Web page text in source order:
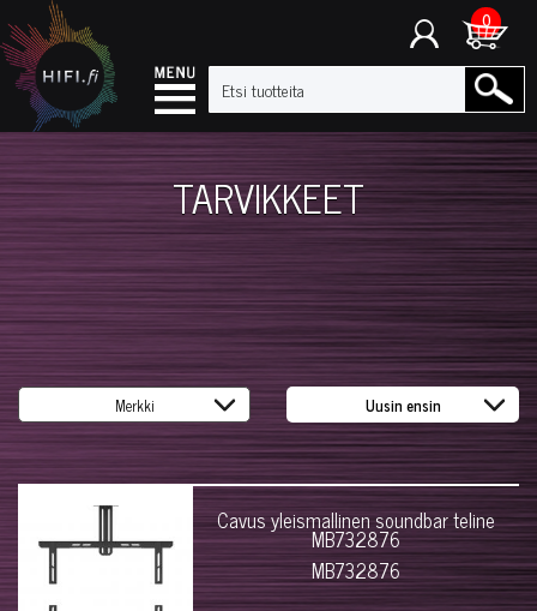
0
TARVIKKEET
Cavus yleismallinen soundbar teline
MB732876
MB732876